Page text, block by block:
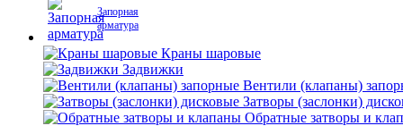
Запорная
арматура
Краны шаровые
Задвижки
Вентили (клапаны)
Затворы (заслонки)
Обратные затворы и